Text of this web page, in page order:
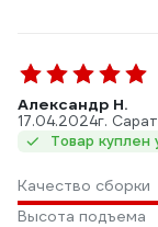
Александр Н.
17.04.2024г.
Товар куплен
Качество сборки
Высота подъема